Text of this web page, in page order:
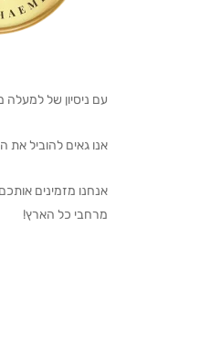
עם ניסיון של למעלה מ-30
אנו גאים להוביל את
מרחבי כל הארץ!